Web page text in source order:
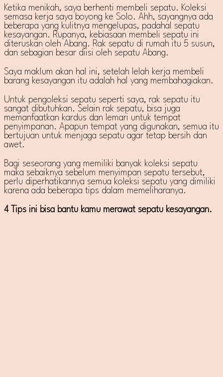
Ketika menikah, saya berhenti membeli sepatu. Koleksi
semasa kerja saya boyong ke Solo. Ahh, sayangnya ada
beberapa yang kulitnya mengelupas, padahal sepatu
kesayangan. Rupanya, kebiasaan membeli sepatu ini
diteruskan oleh Abang. Rak sepatu di rumah itu 5 susun,
dan sebagian besar diisi oleh sepatu Abang.
Saya maklum akan hal ini, setelah lelah kerja membeli
barang kesayangan itu adalah hal yang membahagiakan.
Untuk pengoleksi sepatu seperti saya, rak sepatu itu
sangat dibutuhkan. Selain rak sepatu, bisa juga
memanfaatkan kardus dan lemari untuk tempat
penyimpanan. Apapun tempat yang digunakan, semua itu
bertujuan untuk menjaga sepatu agar tetap bersih dan
awet.
Bagi seseorang yang memiliki banyak koleksi sepatu
maka sebaiknya sebelum menyimpan sepatu tersebut,
perlu diperhatikannya semua koleksi sepatu yang dimiliki
karena ada beberapa tips dalam memeliharanya.
4 Tips ini bisa bantu kamu merawat sepatu kesayangan.